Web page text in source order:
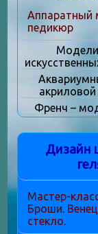
Аппаратный
педикюр
акриловой
Френч –
Дизайн
Мастер-
Броши.
стекло.